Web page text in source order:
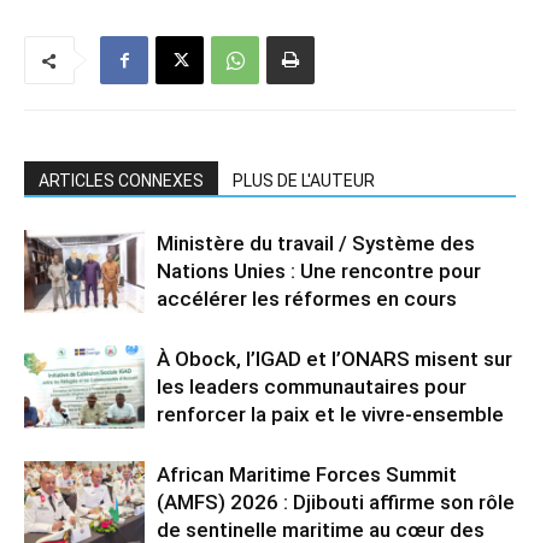
ARTICLES CONNEXES PLUS DE L'AUTEUR
Ministère du travail / Système des
Nations Unies : Une rencontre pour
accélérer les réformes en cours
À Obock, l’IGAD et l’ONARS misent sur
les leaders communautaires pour
renforcer la paix et le vivre-ensemble
African Maritime Forces Summit
(AMFS) 2026 : Djibouti affirme son rôle
de sentinelle maritime au cœur des